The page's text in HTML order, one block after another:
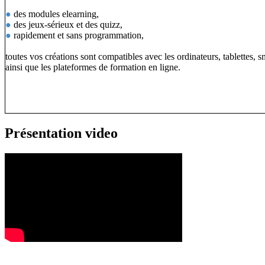
● des modules elearning,
● des jeux-sérieux et des quizz,
● rapidement et sans programmation,
toutes vos créations sont compatibles avec les ordinateurs, tablettes,
ainsi que les plateformes de formation en ligne.
Présentation video